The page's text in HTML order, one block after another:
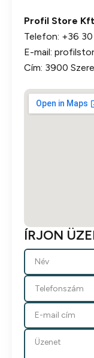
Profil Store
Telefon: +36
E-mail:
Cím: 3900
ÍRJON